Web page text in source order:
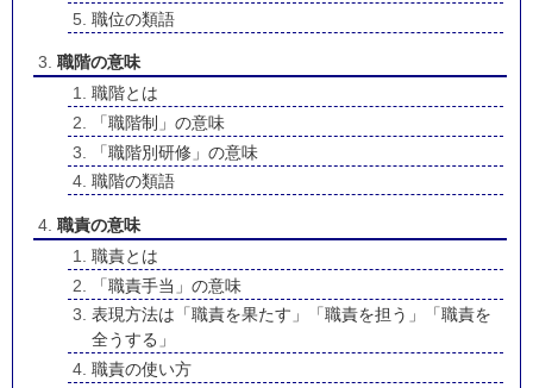
職位の類語
職階の意味
職階とは
「職階制」の意味
「職階別研修」の意味
職階の類語
職責の意味
職責とは
「職責手当」の意味
表現方法は「職責を果たす」「職責を担う」「職責を
全うする」
職責の使い方